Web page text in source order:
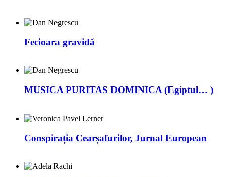
Fecioara gravidă
MUSICA PURITAS DOMINICA (Egiptul… )
Conspirația Cearșafurilor, Jurnal European